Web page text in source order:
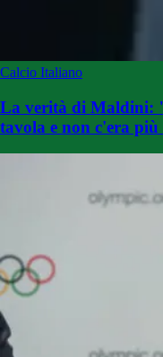
Calcio Italiano
La verità di Maldini:
tavola e non c'era